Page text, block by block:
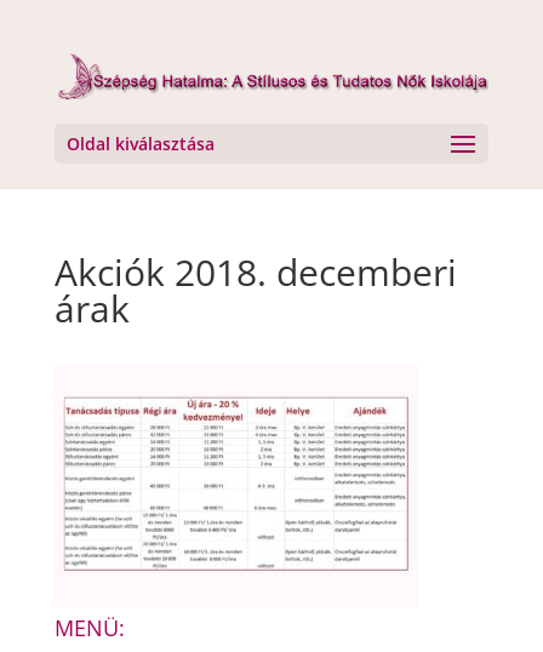
Oldal kiválasztása
Akciók 2018. decemberi
árak
MENÜ: